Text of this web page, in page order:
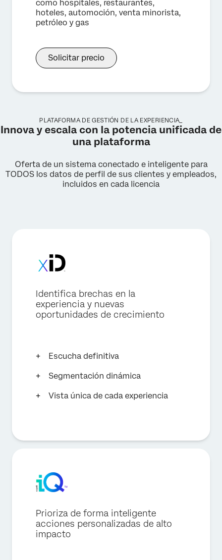
como hospitales, restaurantes,
hoteles, automoción, venta minorista,
petróleo y gas
Solicitar precio
PLATAFORMA DE GESTIÓN DE LA EXPERIENCIA_
Innova y escala con la potencia unificada de
una plataforma
Oferta de un sistema conectado e inteligente para
TODOS los datos de perfil de sus clientes y empleados,
incluidos en cada licencia
Identifica brechas en la
experiencia y nuevas
oportunidades de crecimiento
Escucha definitiva
Segmentación dinámica
Vista única de cada experiencia
Prioriza de forma inteligente
acciones personalizadas de alto
impacto